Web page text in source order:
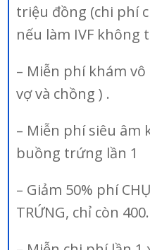
triệu đồng (chi phí
nếu làm IVF không
– Miễn phí khám
vợ và chồng ) .
– Miễn phí siêu âm
buồng trứng lần 1
– Giảm 50% phí
TRỨNG, chỉ còn